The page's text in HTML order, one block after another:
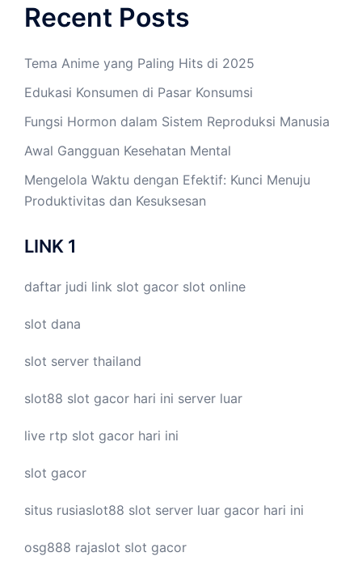
Recent Posts
Tema Anime yang Paling Hits di 2025
Edukasi Konsumen di Pasar Konsumsi
Fungsi Hormon dalam Sistem Reproduksi Manusia
Awal Gangguan Kesehatan Mental
Mengelola Waktu dengan Efektif: Kunci Menuju
Produktivitas dan Kesuksesan
LINK 1
daftar judi link slot gacor slot online
slot dana
slot server thailand
slot88 slot gacor hari ini server luar
live rtp slot gacor hari ini
slot gacor
situs rusiaslot88 slot server luar gacor hari ini
osg888 rajaslot slot gacor